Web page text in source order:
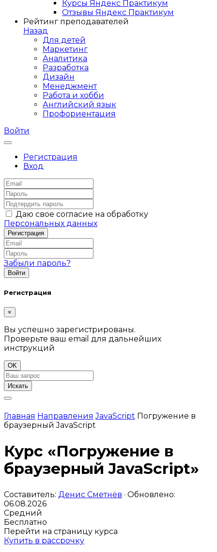
Курсы Яндекс Практикум
Отзывы Яндекс Практикум
Рейтинг преподавателей
Назад
Для детей
Маркетинг
Аналитика
Разработка
Дизайн
Менеджмент
Работа и хобби
Английский язык
Профориентация
Войти
Регистрация
Вход
Даю свое согласие на обработку
Персональных данных
Забыли пароль?
Регистрация
×
Вы успешно зарегистрированы.
Проверьте ваш email для дальнейших
инструкций
OK
Искать
Главная Направления JavaScript Погружение в
браузерный JavaScript
Курс «Погружение в
браузерный JavaScript»
Составитель: Денис Сметнёв · Обновлено:
06.08.2026
Средний
Бесплатно
Перейти на страницу курса
Купить в рассрочку